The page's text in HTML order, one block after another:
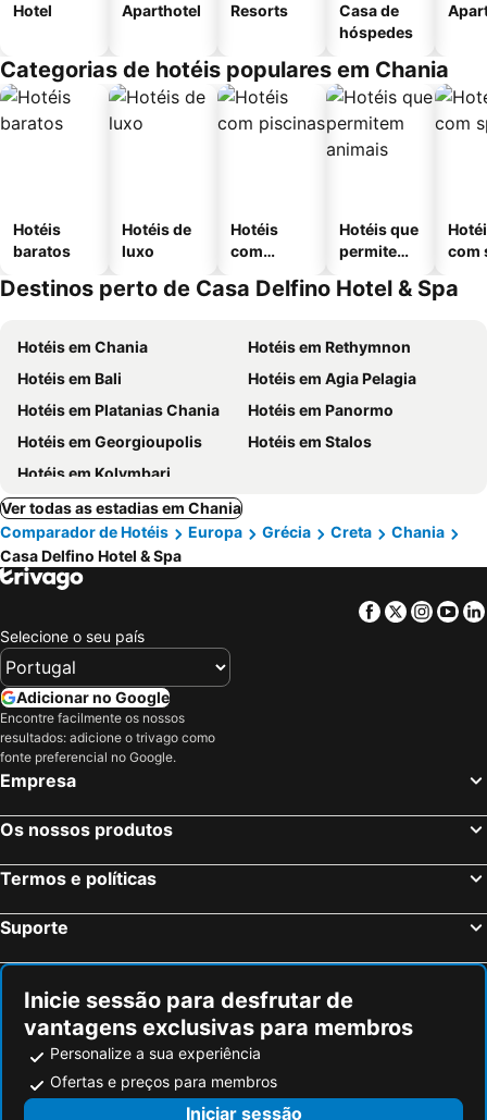
Hotel Aparthotel Resorts
Casa de
hóspedes
Categorias de hotéis populares em Chania
Hotéis
baratos
Hotéis de
luxo
Hotéis
com
Hotéis que
permitem
com
Destinos perto de Casa Delfino Hotel & Spa
Hotéis em Chania
Hotéis em Rethymnon
Hotéis em Bali
Hotéis em Agia Pelagia
Hotéis em Platanias Chania
Hotéis em Panormo
Hotéis em Georgioupolis
Hotéis em Stalos
Hotéis em Kolymbari
Ver todas as estadias em Chania
Comparador de Hotéis
Europa Grécia Creta
Chania
Casa Delfino Hotel & Spa
Facebook
Twitter
Selecione o seu país
Adicionar no Google
Encontre facilmente os nossos
resultados: adicione o trivago como
fonte preferencial no Google.
Empresa
Os nossos produtos
Termos e políticas
Suporte
Inicie sessão para desfrutar de
vantagens exclusivas para membros
Personalize a sua experiência
Ofertas e preços para membros
Iniciar sessão